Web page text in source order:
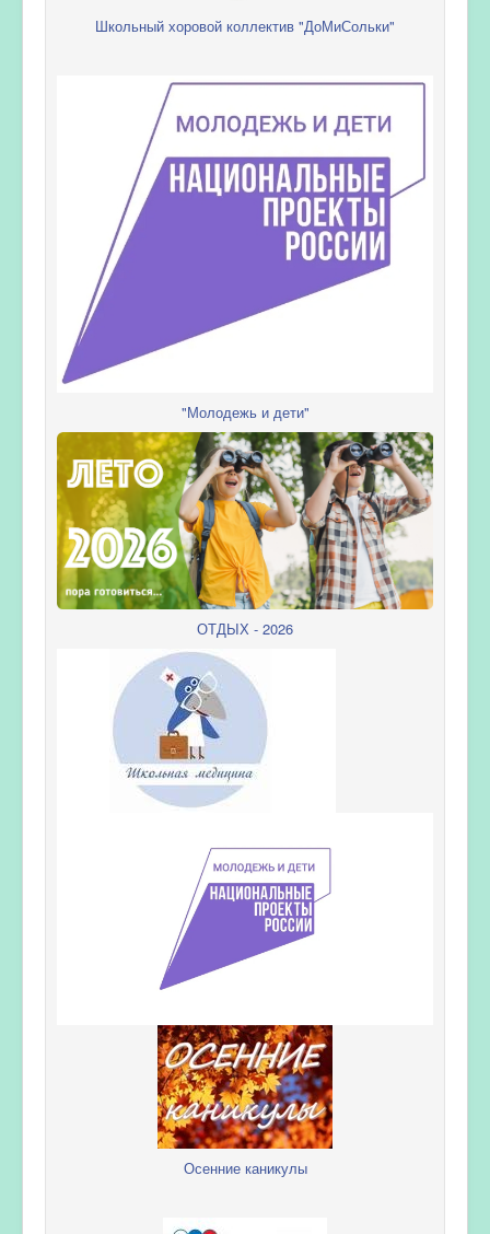
Школьный хоровой коллектив "ДоМиСольки"
"Молодежь и дети"
ОТДЫХ - 2026
Осенние каникулы